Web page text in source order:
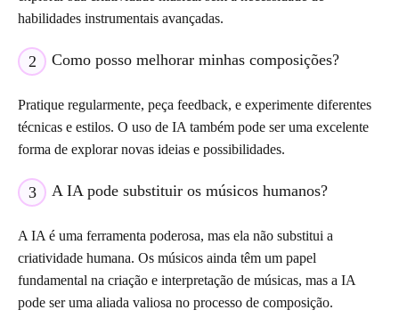
habilidades instrumentais avançadas.
2 Como posso melhorar minhas composições?
Pratique regularmente, peça feedback, e experimente diferentes
técnicas e estilos. O uso de IA também pode ser uma excelente
forma de explorar novas ideias e possibilidades.
3 A IA pode substituir os músicos humanos?
A IA é uma ferramenta poderosa, mas ela não substitui a
criatividade humana. Os músicos ainda têm um papel
fundamental na criação e interpretação de músicas, mas a IA
pode ser uma aliada valiosa no processo de composição.